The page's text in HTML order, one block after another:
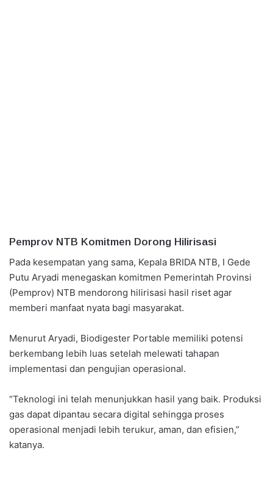
Pemprov NTB Komitmen Dorong Hilirisasi
Pada kesempatan yang sama, Kepala BRIDA NTB, I Gede
Putu Aryadi menegaskan komitmen Pemerintah Provinsi
(Pemprov) NTB mendorong hilirisasi hasil riset agar
memberi manfaat nyata bagi masyarakat.
Menurut Aryadi, Biodigester Portable memiliki potensi
berkembang lebih luas setelah melewati tahapan
implementasi dan pengujian operasional.
“Teknologi ini telah menunjukkan hasil yang baik. Produksi
gas dapat dipantau secara digital sehingga proses
operasional menjadi lebih terukur, aman, dan efisien,”
katanya.